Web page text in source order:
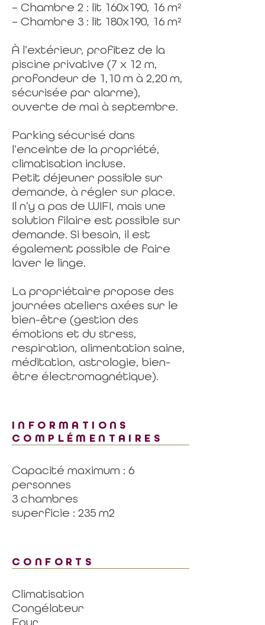
– Chambre 2 : lit 160x190, 16 m²
– Chambre 3 : lit 180x190, 16 m²
À l’extérieur, profitez de la
piscine privative (7 x 12 m,
profondeur de 1,10 m à 2,20 m,
sécurisée par alarme),
ouverte de mai à septembre.
Parking sécurisé dans
l’enceinte de la propriété,
climatisation incluse.
Petit déjeuner possible sur
demande, à régler sur place.
Il n’y a pas de WIFI, mais une
solution filaire est possible sur
demande. Si besoin, il est
également possible de faire
laver le linge.
La propriétaire propose des
journées ateliers axées sur le
bien-être (gestion des
émotions et du stress,
respiration, alimentation saine,
méditation, astrologie, bien-
être électromagnétique).
INFORMATIONS
COMPLÉMENTAIRES
Capacité maximum : 6
personnes
3 chambres
superficie : 235 m2
CONFORTS
Climatisation
Congélateur
Four